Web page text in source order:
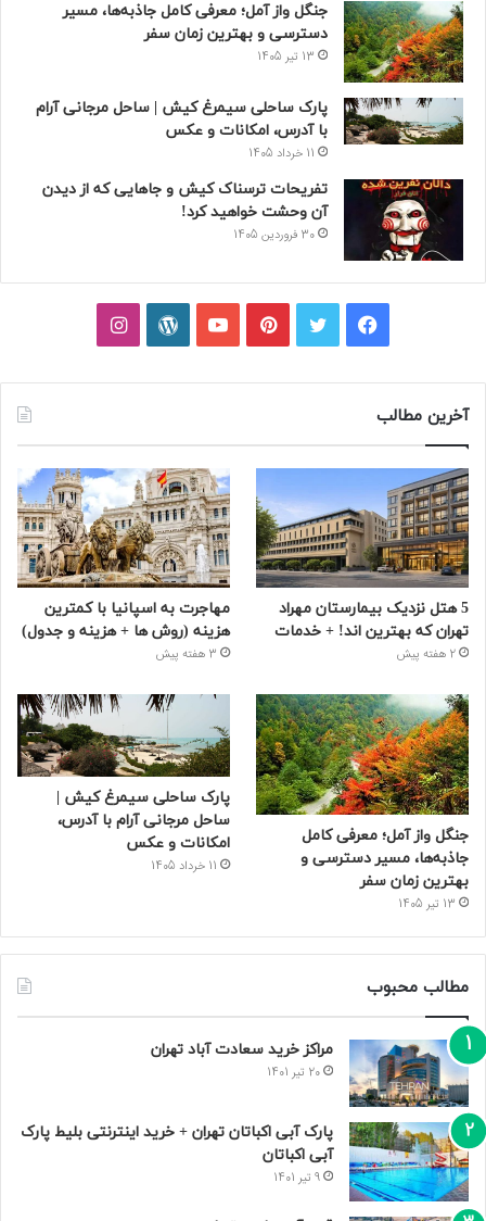
جنگل واز آمل؛ معرفی کامل جاذبه‌ها، مسیر
دسترسی و بهترین زمان سفر
13 تیر 1405
پارک ساحلی سیمرغ کیش | ساحل مرجانی آرام
با آدرس، امکانات و عکس
11 خرداد 1405
تفریحات ترسناک کیش و جاهایی که از دیدن
آن وحشت خواهید کرد!
30 فروردین 1405
فیسبوکتوییترپینتریستیوتیوبوردپرساینستاگرام
آخرین مطالب
5 هتل نزدیک بیمارستان مهراد
تهران که بهترین‌ اند! + خدمات
2 هفته پیش
مهاجرت به اسپانیا با کمترین
هزینه (روش ها + هزینه و جدول)
3 هفته پیش
جنگل واز آمل؛ معرفی کامل
جاذبه‌ها، مسیر دسترسی و
بهترین زمان سفر
13 تیر 1405
پارک ساحلی سیمرغ کیش |
ساحل مرجانی آرام با آدرس،
امکانات و عکس
11 خرداد 1405
مطالب محبوب
مراکز خرید سعادت‌ آباد تهران
20 تیر 1401
پارک آبی اکباتان تهران + خرید اینترنتی بلیط پارک
آبی اکباتان
9 تیر 1401